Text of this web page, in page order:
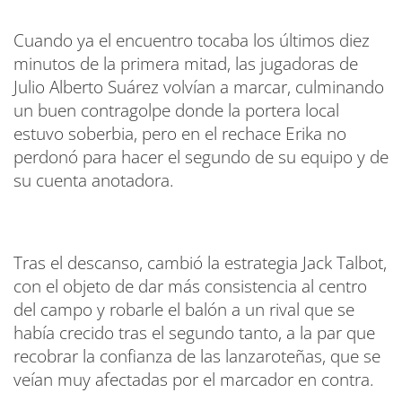
Cuando ya el encuentro tocaba los últimos diez
minutos de la primera mitad, las jugadoras de
Julio Alberto Suárez volvían a marcar, culminando
un buen contragolpe donde la portera local
estuvo soberbia, pero en el rechace Erika no
perdonó para hacer el segundo de su equipo y de
su cuenta anotadora.
Tras el descanso, cambió la estrategia Jack Talbot,
con el objeto de dar más consistencia al centro
del campo y robarle el balón a un rival que se
había crecido tras el segundo tanto, a la par que
recobrar la confianza de las lanzaroteñas, que se
veían muy afectadas por el marcador en contra.